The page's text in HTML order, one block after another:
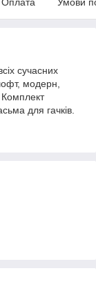
сучасних
модерн,
Комплект
для гачків.